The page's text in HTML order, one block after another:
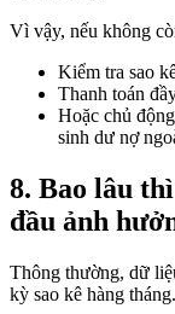
Vì vậy, nếu không
Kiểm tra sao
Thanh toán
Hoặc chủ
sinh dư nợ
8. Bao lâu
đầu ảnh
Thông thường, dữ
kỳ sao kê hàng tháng.